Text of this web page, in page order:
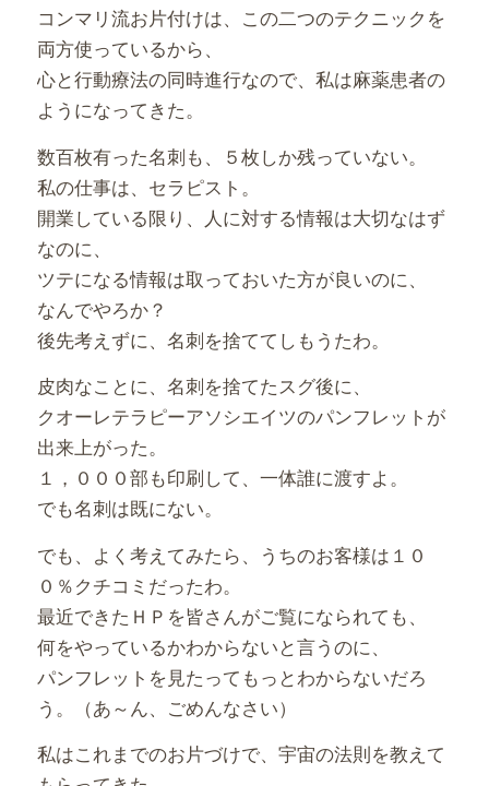
コンマリ流お片付けは、この二つのテクニックを
両方使っているから、
心と行動療法の同時進行なので、私は麻薬患者の
ようになってきた。
数百枚有った名刺も、５枚しか残っていない。
私の仕事は、セラピスト。
開業している限り、人に対する情報は大切なはず
なのに、
ツテになる情報は取っておいた方が良いのに、
なんでやろか？
後先考えずに、名刺を捨ててしもうたわ。
皮肉なことに、名刺を捨てたスグ後に、
クオーレテラピーアソシエイツのパンフレットが
出来上がった。
１，０００部も印刷して、一体誰に渡すよ。
でも名刺は既にない。
でも、よく考えてみたら、うちのお客様は１０
０％クチコミだったわ。
最近できたＨＰを皆さんがご覧になられても、
何をやっているかわからないと言うのに、
パンフレットを見たってもっとわからないだろ
う。（あ～ん、ごめんなさい）
私はこれまでのお片づけで、宇宙の法則を教えて